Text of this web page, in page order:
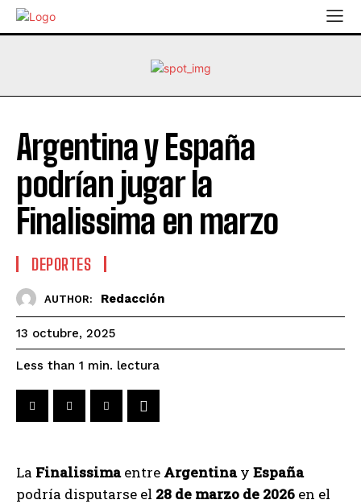
Argentina y España
podrían jugar la
Finalissima en marzo
DEPORTES
AUTHOR: Redacción
13 octubre, 2025
Less than 1 min. lectura
La Finalissimaentre Argentinay España
podría disputarse el 28 de marzo de 2026 en el